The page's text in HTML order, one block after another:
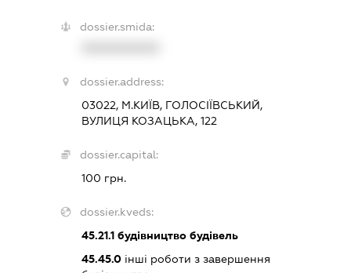
dossier.smida:
dossier.address:
03022, М.КИЇВ, ГОЛОСІЇВСЬКИЙ,
ВУЛИЦЯ КОЗАЦЬКА, 122
dossier.capital:
100 грн.
dossier.kveds:
45.21.1будівництво будівель
45.45.0інші роботи з завершення